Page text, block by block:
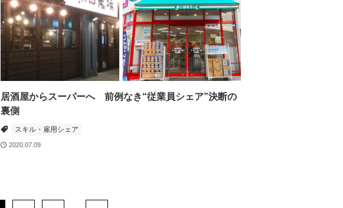
居酒屋からスーパーへ 前例なき“従業員シェア”決断の
裏側
スキル・雇用シェア
2020.07.09